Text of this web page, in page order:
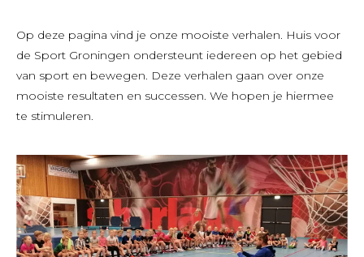
Op deze pagina vind je onze mooiste verhalen. Huis voor
de Sport Groningen ondersteunt iedereen op het gebied
van sport en bewegen. Deze verhalen gaan over onze
mooiste resultaten en successen. We hopen je hiermee
te stimuleren.